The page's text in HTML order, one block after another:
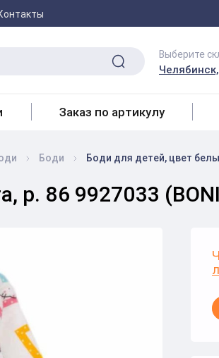
Выберите
Заказ по артикулу
Боди Боди для детей, цвет
р. 86 9927033